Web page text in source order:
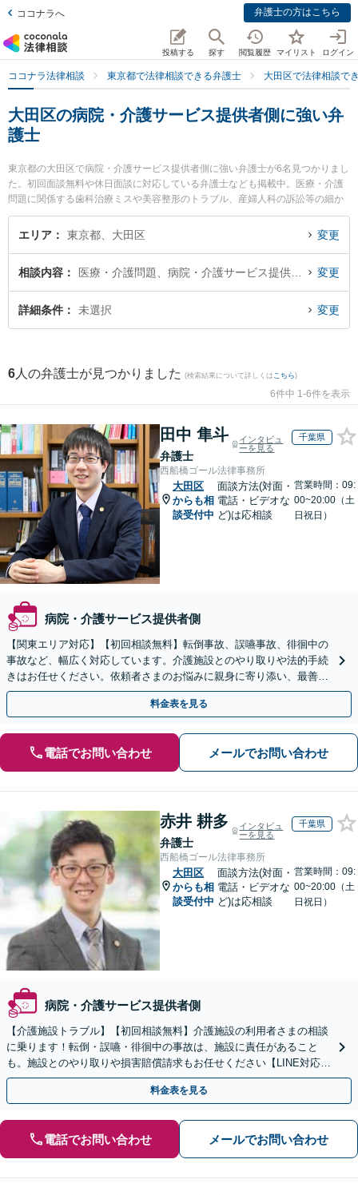
ココナラへ 弁護士の方はこちら
投稿する 探す 閲覧履歴 マイリスト ログイン
ココナラ法律相談 東京都で法律相談できる弁護士 大田区で法律相談で
大田区の病院・介護サービス提供者側に強い弁
護士
東京都の大田区で病院・介護サービス提供者側に強い弁護士が6名見つかりまし
た。初回面談無料や休日面談に対応している弁護士なども掲載中。医療・介護
問題に関係する歯科治療ミスや美容整形のトラブル、産婦人科の訴訟等の細か
な分野での絞り込み検索もでき便利です。特に稲井法律特許事務所の稲井 要介
弁護士や法律事務所アヴァンティの平井 雄三弁護士、RHA法律事務所の原 悠太
に弁護士に相談したい』『病院・介護サービス提供者側のトラブル解決の実績
豊富な近くの弁護士を検索したい』『初回相談無料で病院・介護サービス提供
者側を法律相談できる大田区内の弁護士に相談予約したい』などでお困りの相
エリア 東京都、大田区 変更
相談内容 変更
詳細条件 未選択 変更
6 人の弁護士が見つかりました (検索結果について詳しくは こちら)
6件中 1-6件を表示
田中 隼斗
弁護士
インタビュ
ーを見る
千葉県
西船橋ゴール法律事務所
大田区
からも相
談受付中
面談方法(対面・
電話・ビデオな
ど)は応相談
営業時間：09:
00~20:00（土
日祝日）
病院・介護サービス提供者側
【関東エリア対応】【初回相談無料】転倒事故、誤嚥事故、徘徊中の
事故など、幅広く対応しています。介護施設とのやり取りや法的手続
きはお任せください。依頼者さまのお悩みに親身に寄り添い、最善の
結果が得られるように尽力いたします。
料金表を見る
電話でお問い合わせ メールでお問い合わせ
赤井 耕多
弁護士
インタビュ
ーを見る
千葉県
西船橋ゴール法律事務所
大田区
からも相
談受付中
面談方法(対面・
電話・ビデオな
ど)は応相談
営業時間：09:
00~20:00（土
日祝日）
病院・介護サービス提供者側
【介護施設トラブル】【初回相談無料】介護施設の利用者さまの相談
に乗ります！転倒・誤嚥・徘徊中の事故は、施設に責任があること
も。施設とのやり取りや損害賠償請求もお任せください【LINE対応
可】【夜間・休日面談可】【関東エリア対応】
料金表を見る
電話でお問い合わせ メールでお問い合わせ